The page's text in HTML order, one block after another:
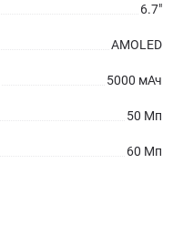
6.7"
AMOLED
5000 мАч
50 Мп
60 Мп